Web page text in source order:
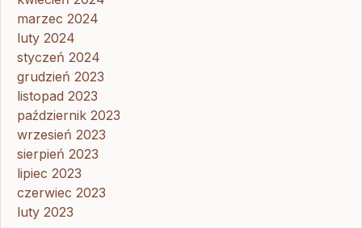
marzec 2024
luty 2024
styczeń 2024
grudzień 2023
listopad 2023
październik 2023
wrzesień 2023
sierpień 2023
lipiec 2023
czerwiec 2023
luty 2023